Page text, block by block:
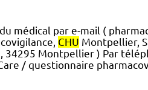
médical par e-mail (
CHU Montpellier,
34295 Montpellier ) Par
/ questionnaire